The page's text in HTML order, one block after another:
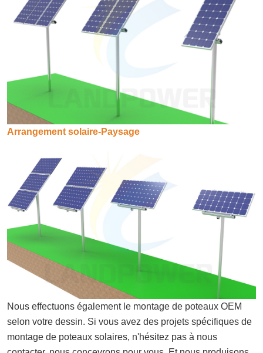
Arrangement solaire-Paysage
Nous effectuons également le montage de poteaux OEM
selon votre dessin. Si vous avez des projets spécifiques de
montage de poteaux solaires, n'hésitez pas à nous